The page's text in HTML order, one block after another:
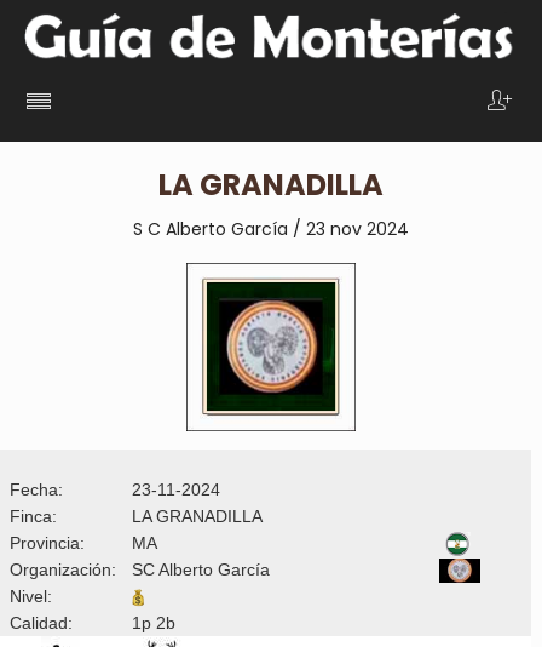
LA GRANADILLA
S C Alberto García / 23 nov 2024
Fecha:
23-11-2024
Finca:
LA GRANADILLA
Provincia:
MA
Organización:
SC Alberto García
Nivel:
Calidad:
1p 2b